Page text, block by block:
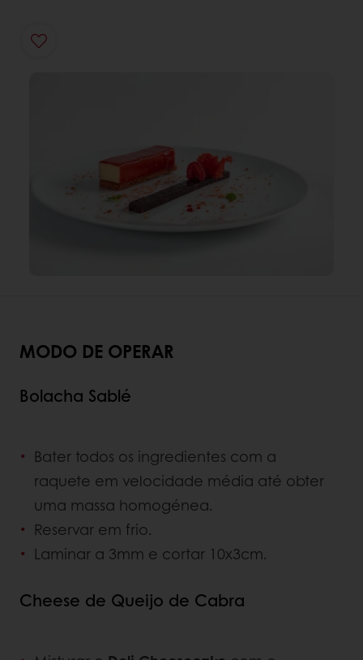
MODO DE OPERAR
Bolacha Sablé
Bater todos os ingredientes com a
raquete em velocidade média até obter
uma massa homogénea.
Reservar em frio.
Laminar a 3mm e cortar 10x3cm.
Cheese de Queijo de Cabra